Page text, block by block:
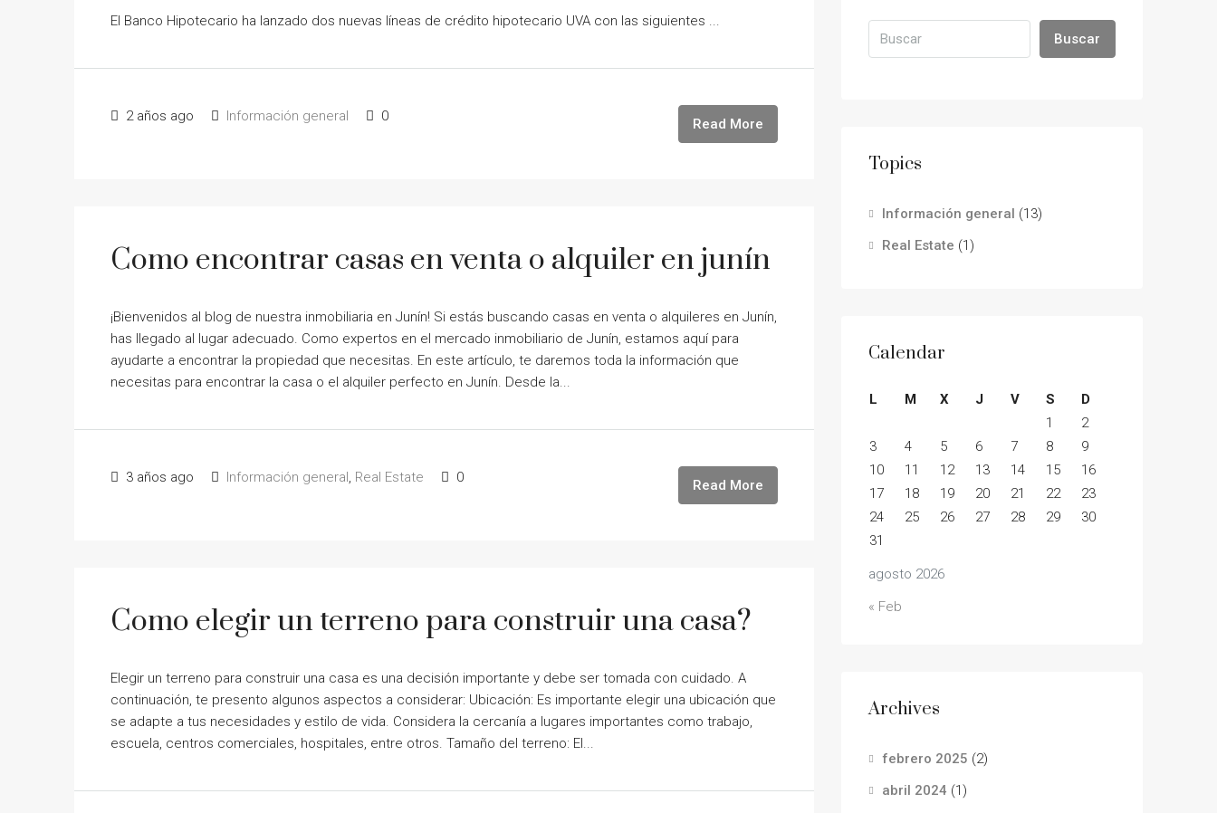
El Banco Hipotecario ha lanzado dos nuevas líneas de crédito hipotecario UVA con las siguientes ...
2 años ago Información general 0 Read More
Como encontrar casas en venta o alquiler en junín
¡Bienvenidos al blog de nuestra inmobiliaria en Junín! Si estás buscando casas en venta o alquileres en Junín,
has llegado al lugar adecuado. Como expertos en el mercado inmobiliario de Junín, estamos aquí para
ayudarte a encontrar la propiedad que necesitas. En este artículo, te daremos toda la información que
necesitas para encontrar la casa o el alquiler perfecto en Junín. Desde la...
3 años ago Información general, Real Estate 0 Read More
Como elegir un terreno para construir una casa?
Elegir un terreno para construir una casa es una decisión importante y debe ser tomada con cuidado. A
continuación, te presento algunos aspectos a considerar: Ubicación: Es importante elegir una ubicación que
se adapte a tus necesidades y estilo de vida. Considera la cercanía a lugares importantes como trabajo,
escuela, centros comerciales, hospitales, entre otros. Tamaño del terreno: El...
Buscar
Topics
Información general (13)
Real Estate (1)
Calendar
agosto 2026
L M X J V S
D
1
2
3
4 5 6 7 8
9
10
11 12 13 14 15
16
17
18 19 20 21 22
23
24
25 26 27 28 29
30
31
« Feb
Archives
febrero 2025 (2)
abril 2024 (1)